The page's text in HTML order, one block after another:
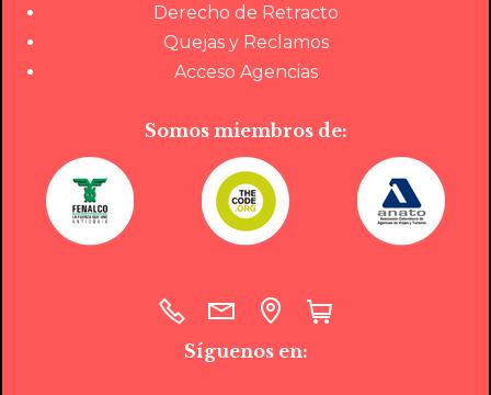
Derecho de Retracto
Quejas y Reclamos
Acceso Agencias
Somos miembros de:
Síguenos en: